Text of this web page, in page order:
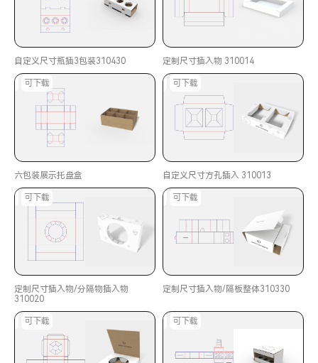
自定义尺寸瓶插3包装310430 定制尺寸插入物 310014
刷 可下载
六包装展示托盘盒
可印刷 可下载
自定义尺寸方孔插入 310013
刷 可下载
定制尺寸插入物/分隔物插入物
310020
可印刷 可下载
定制尺寸插入物/隔板整体310330
刷 可下载 可印刷 可下载